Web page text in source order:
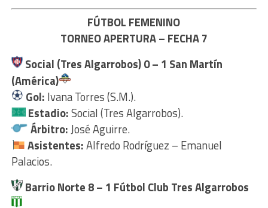
FÚTBOL FEMENINO
TORNEO APERTURA – FECHA 7
Social (Tres Algarrobos) 0 – 1 San Martín
(América)
Gol: Ivana Torres (S.M.).
Estadio:Social (Tres Algarrobos).
Árbitro:José Aguirre.
Asistentes:Alfredo Rodríguez – Emanuel
Palacios.
Barrio Norte 8– 1 Fútbol Club Tres Algarrobos